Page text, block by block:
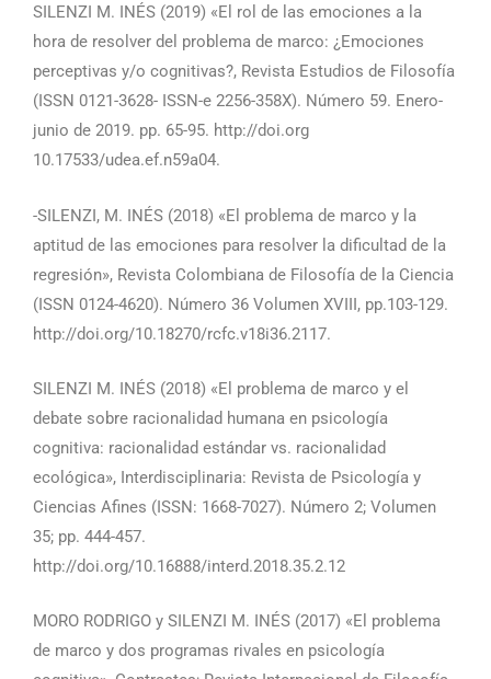
SILENZI M. INÉS (2019) «El rol de las emociones a la
hora de resolver del problema de marco: ¿Emociones
perceptivas y/o cognitivas?, Revista Estudios de Filosofía
(ISSN 0121-3628- ISSN-e 2256-358X). Número 59. Enero-
junio de 2019. pp. 65-95. http://doi.org
10.17533/udea.ef.n59a04.
-SILENZI, M. INÉS (2018) «El problema de marco y la
aptitud de las emociones para resolver la dificultad de la
regresión», Revista Colombiana de Filosofía de la Ciencia
(ISSN 0124-4620). Número 36 Volumen XVIII, pp.103-129.
http://doi.org/10.18270/rcfc.v18i36.2117.
SILENZI M. INÉS (2018) «El problema de marco y el
debate sobre racionalidad humana en psicología
cognitiva: racionalidad estándar vs. racionalidad
ecológica», Interdisciplinaria: Revista de Psicología y
Ciencias Afines (ISSN: 1668-7027). Número 2; Volumen
35; pp. 444-457.
http://doi.org/10.16888/interd.2018.35.2.12
MORO RODRIGO y SILENZI M. INÉS (2017) «El problema
de marco y dos programas rivales en psicología